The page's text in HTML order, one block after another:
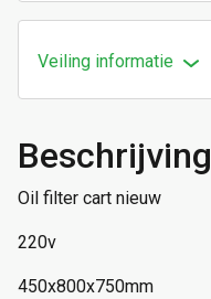
Veiling informatie
Beschrijving
Oil filter cart nieuw
220v
450x800x750mm